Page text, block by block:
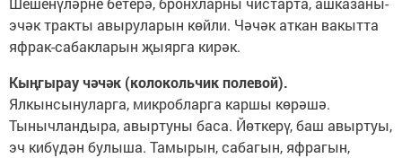
эчәк тракты авыруларын көйли. Чәчәк аткан вакытта
яфрак-сабакларын җыярга кирәк.
Кыңгырау чәчәк (колокольчик полевой).
Ялкынсынуларга, микробларга каршы көрәшә.
Тынычландыра, авыртуны баса. Йөткерү, баш авыртуы,
эч кибүдән булыша. Тамырын, сабагын, яфрагын,